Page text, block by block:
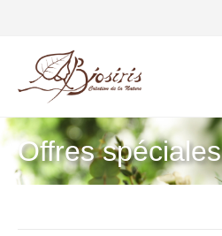
Offres spéciales